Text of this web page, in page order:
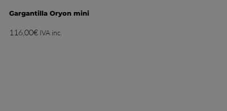
Gargantilla Oryon mini
116,00€ IVA inc.